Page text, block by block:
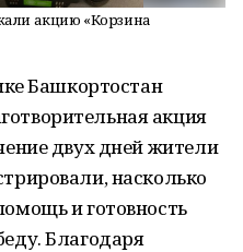
акцию «Корзина
Башкортостан
акция
двух дней жители
насколько
и готовность
Благодаря